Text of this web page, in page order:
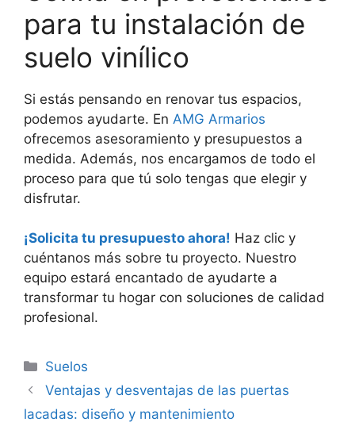
para tu instalación de
suelo vinílico
Si estás pensando en renovar tus espacios,
podemos ayudarte. En AMG Armarios
ofrecemos asesoramiento y presupuestos a
medida. Además, nos encargamos de todo el
proceso para que tú solo tengas que elegir y
disfrutar.
¡Solicita tu presupuesto ahora! Haz clic y
cuéntanos más sobre tu proyecto. Nuestro
equipo estará encantado de ayudarte a
transformar tu hogar con soluciones de calidad
profesional.
Suelos
Ventajas y desventajas de las puertas
lacadas: diseño y mantenimiento